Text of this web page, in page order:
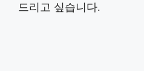
드리고 싶습니다.